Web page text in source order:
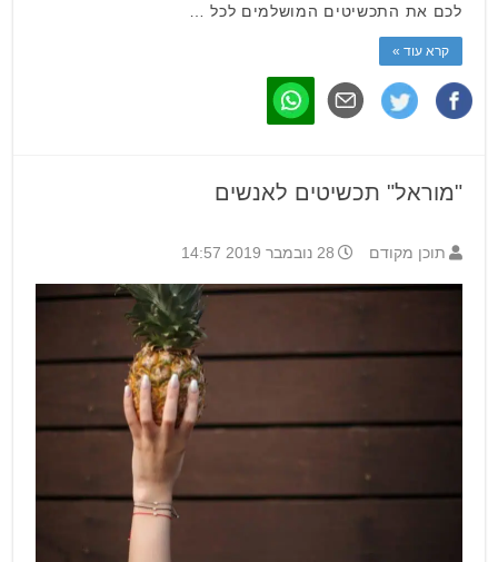
לכם את התכשיטים המושלמים לכל …
קרא עוד »
"מוראל" תכשיטים לאנשים
תוכן מקודם 28 נובמבר 2019 14:57